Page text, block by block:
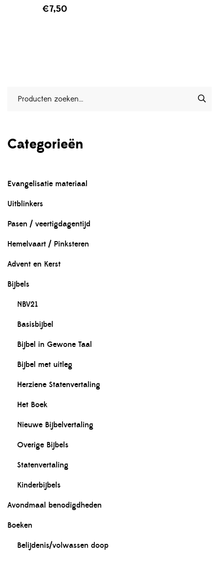
€7,50
Categorieën
Evangelisatie materiaal
Uitblinkers
Pasen / veertigdagentijd
Hemelvaart / Pinksteren
Advent en Kerst
Bijbels
NBV21
Basisbijbel
Bijbel in Gewone Taal
Bijbel met uitleg
Herziene Statenvertaling
Het Boek
Nieuwe Bijbelvertaling
Overige Bijbels
Statenvertaling
Kinderbijbels
Avondmaal benodigdheden
Boeken
Belijdenis/volwassen doop